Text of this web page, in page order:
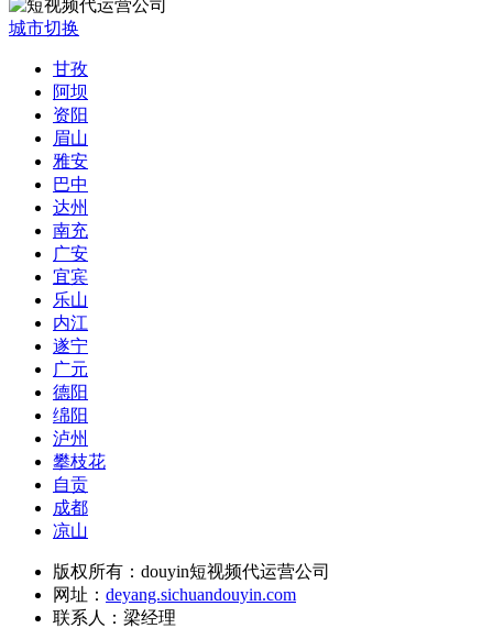
城市切换
甘孜
阿坝
资阳
眉山
雅安
巴中
达州
南充
广安
宜宾
乐山
内江
遂宁
广元
德阳
绵阳
泸州
攀枝花
自贡
成都
凉山
版权所有：douyin短视频代运营公司
网址： deyang.sichuandouyin.com
联系人：梁经理